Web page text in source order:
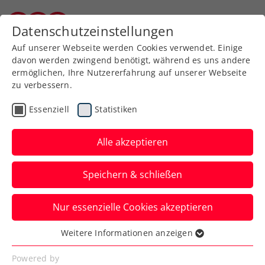
Tennissport live
und auf Abruf
Inside-In
Datenschutzeinstellungen
Auf unserer Webseite werden Cookies verwendet. Einige
davon werden zwingend benötigt, während es uns andere
ermöglichen, Ihre Nutzererfahrung auf unserer Webseite
zu verbessern.
Essenziell Statistiken
Alle akzeptieren
Speichern & schließen
Nur essenzielle Cookies akzeptieren
Essenziell
Essenzielle Cookies werden für grundlegende
Weitere Informationen anzeigen
Powered by